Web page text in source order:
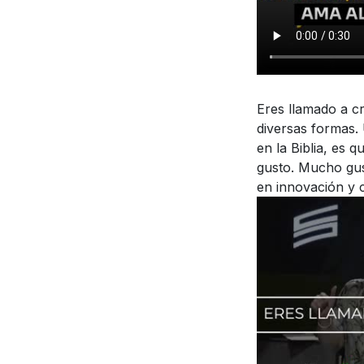
Eres llamado a
diversas
en la Biblia, es
gusto. Mucho
en innovación y